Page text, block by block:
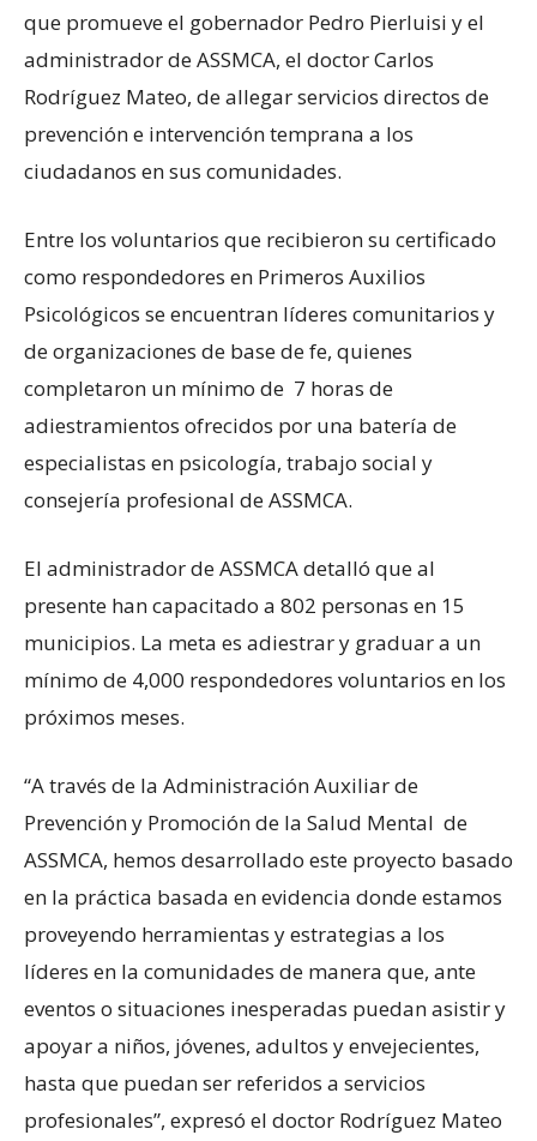
que promueve el gobernador Pedro Pierluisi y el
administrador de ASSMCA, el doctor Carlos
Rodríguez Mateo, de allegar servicios directos de
prevención e intervención temprana a los
ciudadanos en sus comunidades.
Entre los voluntarios que recibieron su certificado
como respondedores en Primeros Auxilios
Psicológicos se encuentran líderes comunitarios y
de organizaciones de base de fe, quienes
completaron un mínimo de 7 horas de
adiestramientos ofrecidos por una batería de
especialistas en psicología, trabajo social y
consejería profesional de ASSMCA.
El administrador de ASSMCA detalló que al
presente han capacitado a 802 personas en 15
municipios. La meta es adiestrar y graduar a un
mínimo de 4,000 respondedores voluntarios en los
próximos meses.
“A través de la Administración Auxiliar de
Prevención y Promoción de la Salud Mental de
ASSMCA, hemos desarrollado este proyecto basado
en la práctica basada en evidencia donde estamos
proveyendo herramientas y estrategias a los
líderes en la comunidades de manera que, ante
eventos o situaciones inesperadas puedan asistir y
apoyar a niños, jóvenes, adultos y envejecientes,
hasta que puedan ser referidos a servicios
profesionales”, expresó el doctor Rodríguez Mateo